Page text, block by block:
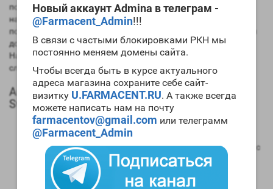
Новый аккаунт Admina в телеграм -
@Farmacent_Admin!!!
В связи с частыми блокировками РКН мы
постоянно меняем домены сайта.
Чтобы всегда быть в курсе актуального
адреса магазина сохраните себе сайт-
визитку U.FARMACENT.RU. А также всегда
можете написать нам на почту
farmacentov@gmail.com или телеграмм
@Farmacent_Admin
популярными являются ацетат и энантат. Если вы хотите
набирать большое количествомускульной массы
попробуйте
должны уже иметь значительный «химический» стаж.
Начинающим билдерам этот препарат использовать не
следует.
Анаболический профиль Trenomed A100
Swissmed
Анаболическая активность – 400 процентов в
сравнении мужским гормоном;
Андрогенная активность – 200 процентов в сравнении с
мужским гормоном;
Способность конвертироваться в женские гормоны
(ароматизация) – нет;